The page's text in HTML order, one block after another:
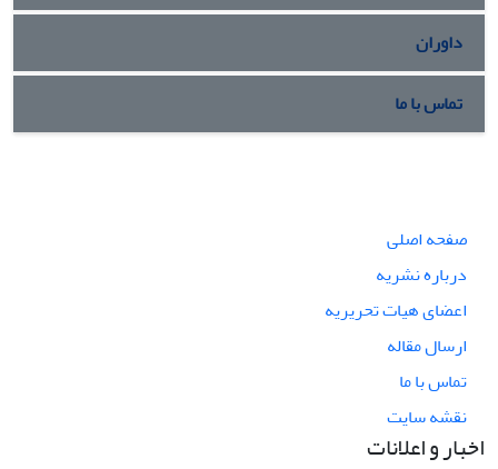
داوران
تماس با ما
صفحه اصلی
درباره نشریه
اعضای هیات تحریریه
ارسال مقاله
تماس با ما
نقشه سایت
اخبار و اعلانات